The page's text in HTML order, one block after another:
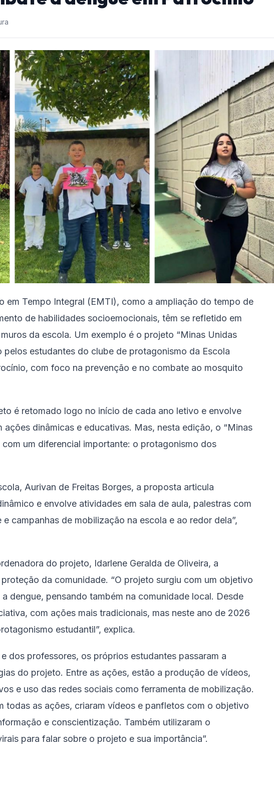
em Tempo Integral (EMTI), como a ampliação do tempo de
de habilidades socioemocionais, têm se refletido em
da escola. Um exemplo é o projeto “Minas Unidas
pelos estudantes do clube de protagonismo da Escola
com foco na prevenção e no combate ao mosquito
é retomado logo no início de cada ano letivo e envolve
dinâmicas e educativas. Mas, nesta edição, o “Minas
um diferencial importante: o protagonismo dos
Aurivan de Freitas Borges, a proposta articula
e envolve atividades em sala de aula, palestras com
campanhas de mobilização na escola e ao redor dela”,
do projeto, Idarlene Geralda de Oliveira, a
da comunidade. “O projeto surgiu com um objetivo
dengue, pensando também na comunidade local. Desde
com ações mais tradicionais, mas neste ano de 2026
estudantil”, explica.
dos professores, os próprios estudantes passaram a
do projeto. Entre as ações, estão a produção de vídeos,
e uso das redes sociais como ferramenta de mobilização.
todas as ações, criaram vídeos e panfletos com o objetivo
e conscientização. Também utilizaram o
para falar sobre o projeto e sua importância”.